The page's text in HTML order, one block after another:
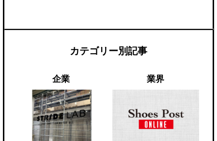
カテゴリー別記事
企業 業界